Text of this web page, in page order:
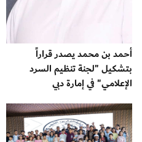
أحمد بن محمد يصدر قراراً
بتشكيل "لجنة تنظيم السرد
الإعلامي" في إمارة دبي